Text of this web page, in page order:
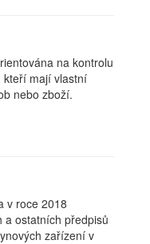
na kontrolu
kteří mají vlastní
nebo zboží.
v roce 2018
ostatních předpisů
zařízení v